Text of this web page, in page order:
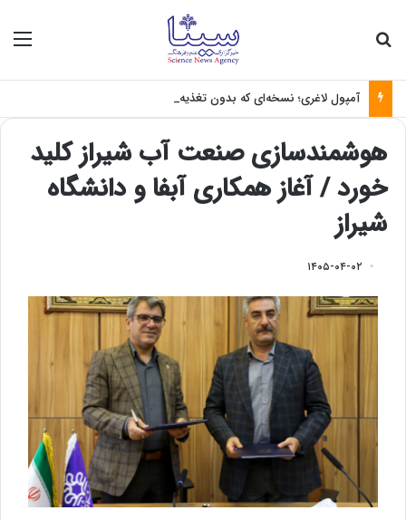
آمپول لاغری؛ نسخه‌ای که بدون تغذیه خطرناک می‌شود
هوشمندسازی صنعت آب شیراز کلید
خورد /‌ آغاز همکاری آبفا و دانشگاه
شیراز
۱۴۰۵-۰۴-۰۲